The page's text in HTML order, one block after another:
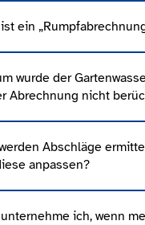
ein
wurde der
Abrechnung nicht
Abschläge
anpassen?
ich, wenn